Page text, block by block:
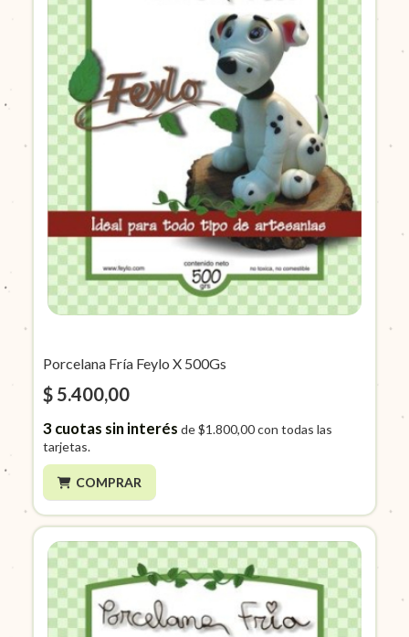
Porcelana Fría Feylo X 500Gs
$ 5.400,00
3cuotas sin interés de$1.800,00con todas las
tarjetas.
COMPRAR